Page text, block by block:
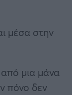
μέσα στην
μια μάνα
πόνο δεν